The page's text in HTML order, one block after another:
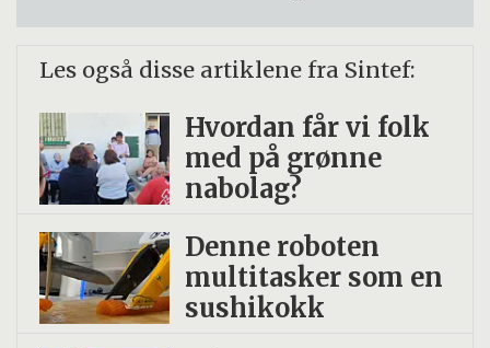
Les også disse artiklene fra Sintef:
Hvordan får vi folk
med på grønne
nabolag?
Denne roboten
multitasker som en
sushikokk